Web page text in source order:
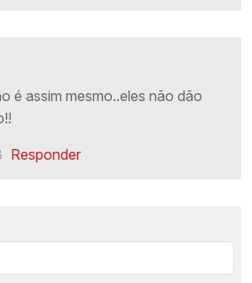
é assim mesmo..eles não dão
Responder